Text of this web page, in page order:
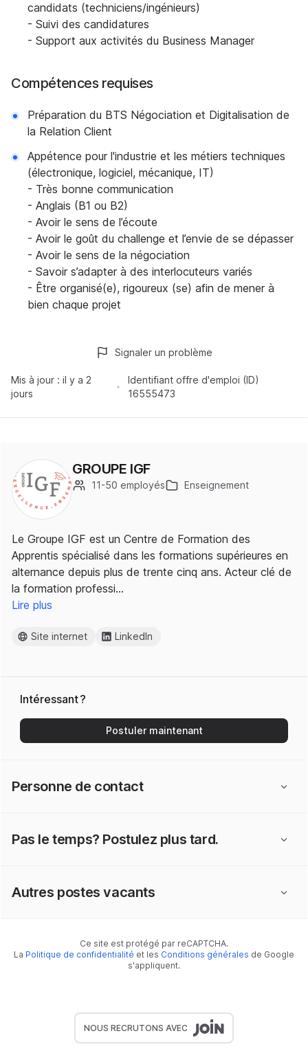
candidats (techniciens/ingénieurs)
- Suivi des candidatures
- Support aux activités du Business Manager
Compétences requises
Préparation du BTS Négociation et Digitalisation de
la Relation Client
Appétence pour l'industrie et les métiers techniques
(électronique, logiciel, mécanique, IT)
- Très bonne communication
- Anglais (B1 ou B2)
- Avoir le sens de l’écoute
- Avoir le goût du challenge et l’envie de se dépasser
- Avoir le sens de la négociation
- Savoir s’adapter à des interlocuteurs variés
- Être organisé(e), rigoureux (se) afin de mener à
bien chaque projet
Mis à jour : il y a 2
jours
Identifiant offre d'emploi (ID)
16555473
Signaler un problème
GROUPE IGF
11-50 employés Enseignement
Le Groupe IGF est un Centre de Formation des
Apprentis spécialisé dans les formations supérieures en
alternance depuis plus de trente cinq ans. Acteur clé de
la formation professi…
Lire plus
Site internet LinkedIn
Intéressant ?
Postuler maintenant
Personne de contact
Pas le temps? Postulez plus tard.
Autres postes vacants
Ce site est protégé par reCAPTCHA.
La Politique de confidentialité et les Conditions générales de Google
s'appliquent.
NOUS RECRUTONS AVEC